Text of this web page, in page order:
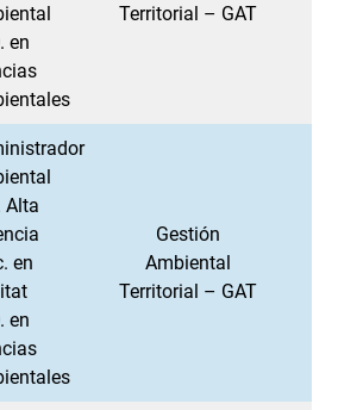
en
Territorial – GAT
Alta
en
en
Gestión
Ambiental
Territorial – GAT